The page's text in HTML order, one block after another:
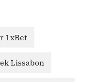
1xBet
Lissabon